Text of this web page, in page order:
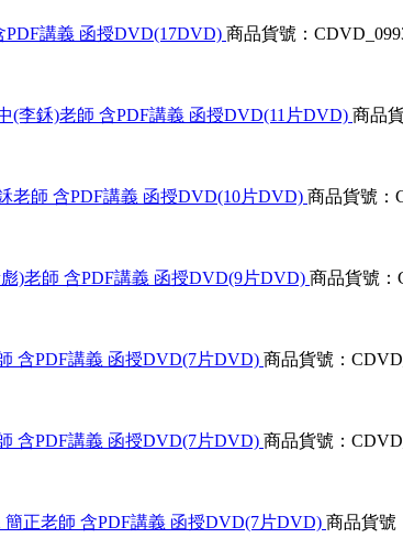
PDF講義 函授DVD(17DVD) 商品貨號：
(李鉌)老師 含PDF講義 函授DVD(11片DVD) 商品
老師 含PDF講義 函授DVD(10片DVD) 商品貨號：
)老師 含PDF講義 函授DVD(9片DVD) 商品貨號：
含PDF講義 函授DVD(7片DVD) 商品貨號：
含PDF講義 函授DVD(7片DVD) 商品貨號：
正老師 含PDF講義 函授DVD(7片DVD) 商品貨號